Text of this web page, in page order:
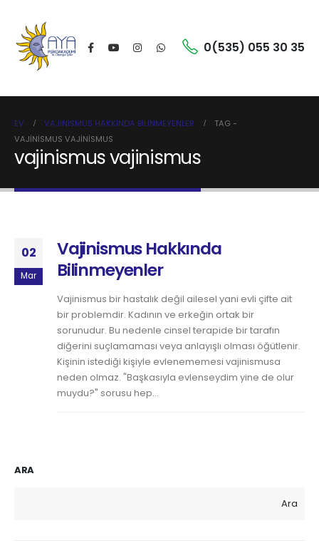
0(535) 055 30 35
EV VAJINISMUS HAKKINDA BILINMEYENLER
TAG -
VAJINISMUS VAJINISMUS
vajinismus vajinismus
02
Mar
Vajinismus Hakkında
Bilinmeyenler
Vajinismus bir hastalık değil ailesel yani evli çifte ait
bir problemdir. Kadının ve erkeğin ortak bir
sorunudur. Bu nedenle cinsel terapide bir tarafın
diğerini suçlamaması veya anlayışlı olması öğütlenir.
Kişinin istediği kişiyle evlenememesi vajinismusa
neden olmaz. "Başkasıyla evlenseydim yine de olur
muydu?" sorusu hep...
ARA
Ara